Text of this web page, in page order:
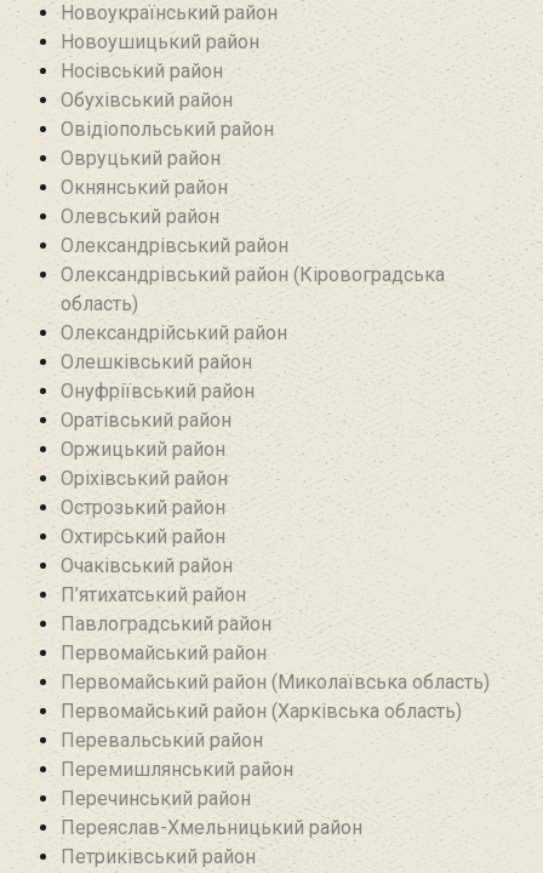
Новоукраїнський район
Новоушицький район
Носівський район
Обухівський район
Овідіопольський район‎
Овруцький район‎
Окнянський район
Олевський район‎
Олександрівський район
Олександрівський район (Кіровоградська
область)
Олександрійський район
Олешківський район
Онуфріївський район‎
Оратівський район
Оржицький район
Оріхівський район
Острозький район
Охтирський район
Очаківський район
П’ятихатський район
Павлоградський район
Первомайський район
Первомайський район (Миколаївська область)
Первомайський район (Харківська область)
Перевальський район‎
Перемишлянський район
Перечинський район
Переяслав-Хмельницький район
Петриківський район